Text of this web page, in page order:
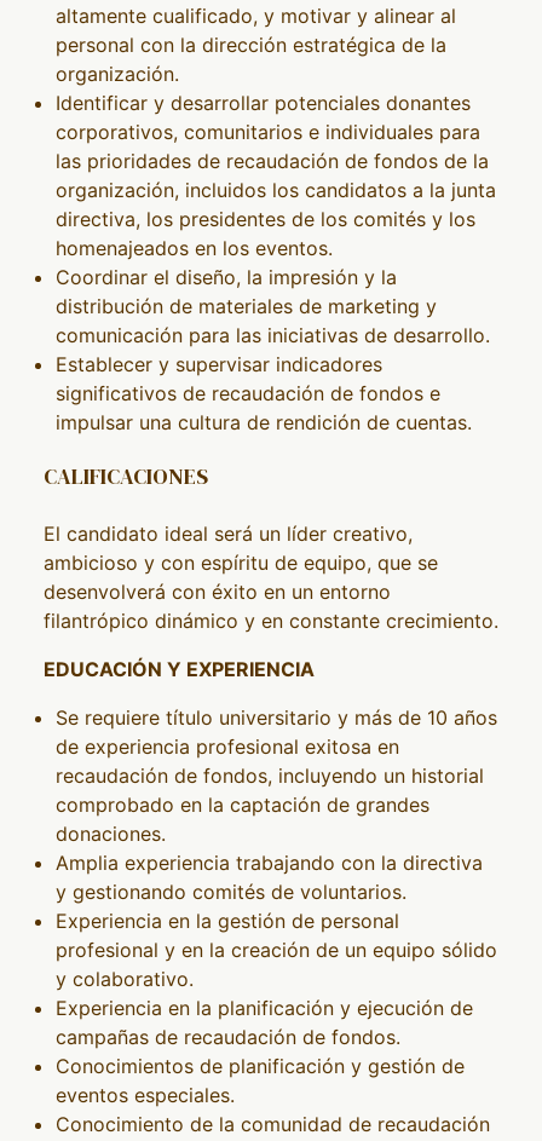
altamente cualificado, y motivar y alinear al
personal con la dirección estratégica de la
organización.
Identificar y desarrollar potenciales donantes
corporativos, comunitarios e individuales para
las prioridades de recaudación de fondos de la
organización, incluidos los candidatos a la junta
directiva, los presidentes de los comités y los
homenajeados en los eventos.
Coordinar el diseño, la impresión y la
distribución de materiales de marketing y
comunicación para las iniciativas de desarrollo.
Establecer y supervisar indicadores
significativos de recaudación de fondos e
impulsar una cultura de rendición de cuentas.
CALIFICACIONES
El candidato ideal será un líder creativo,
ambicioso y con espíritu de equipo, que se
desenvolverá con éxito en un entorno
filantrópico dinámico y en constante crecimiento.
EDUCACIÓN Y EXPERIENCIA
Se requiere título universitario y más de 10 años
de experiencia profesional exitosa en
recaudación de fondos, incluyendo un historial
comprobado en la captación de grandes
donaciones.
Amplia experiencia trabajando con la directiva
y gestionando comités de voluntarios.
Experiencia en la gestión de personal
profesional y en la creación de un equipo sólido
y colaborativo.
Experiencia en la planificación y ejecución de
campañas de recaudación de fondos.
Conocimientos de planificación y gestión de
eventos especiales.
Conocimiento de la comunidad de recaudación